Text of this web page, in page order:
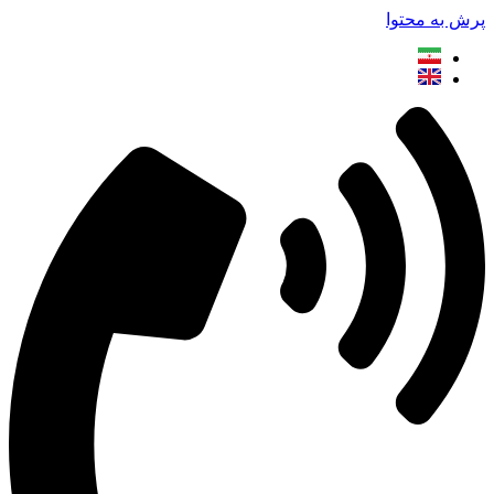
پرش به محتوا